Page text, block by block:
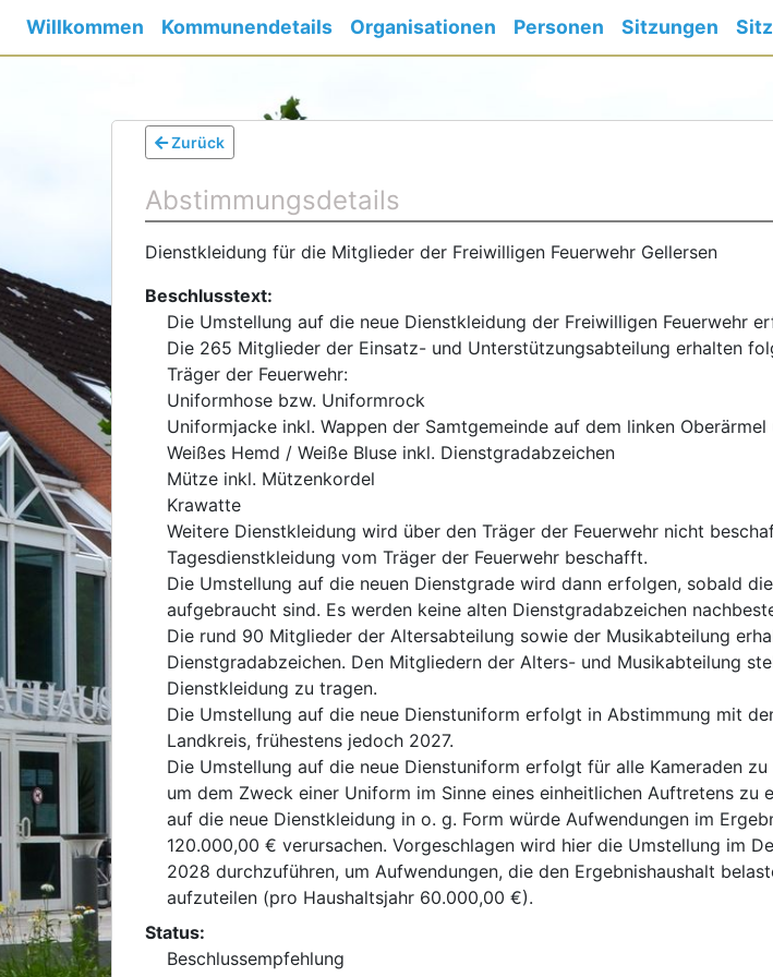
Willkommen Kommunendetails Organisationen Personen Sitzungen
Zurück
Abstimmungsdetails
Dienstkleidung für die Mitglieder der Freiwilligen Feuerwehr Gellersen
Beschlusstext:
Die Umstellung auf die neue Dienstkleidung der Freiwilligen Feuerwehr
Die 265 Mitglieder der Einsatz- und Unterstützungsabteilung erhalten
Träger der Feuerwehr:
Uniformhose bzw. Uniformrock
Uniformjacke inkl. Wappen der Samtgemeinde auf dem linken
Weißes Hemd / Weiße Bluse inkl. Dienstgradabzeichen
Mütze inkl. Mützenkordel
Krawatte
Weitere Dienstkleidung wird über den Träger der Feuerwehr nicht
Tagesdienstkleidung vom Träger der Feuerwehr beschafft.
Die Umstellung auf die neuen Dienstgrade wird dann erfolgen, sobald
aufgebraucht sind. Es werden keine alten Dienstgradabzeichen
Die rund 90 Mitglieder der Altersabteilung sowie der Musikabteilung
Dienstgradabzeichen. Den Mitgliedern der Alters- und Musikabteilung
Dienstkleidung zu tragen.
Die Umstellung auf die neue Dienstuniform erfolgt in Abstimmung mit
Landkreis, frühestens jedoch 2027.
Die Umstellung auf die neue Dienstuniform erfolgt für alle Kameraden
um dem Zweck einer Uniform im Sinne eines einheitlichen Auftretens zu
auf die neue Dienstkleidung in o. g. Form würde Aufwendungen im
120.000,00 € verursachen. Vorgeschlagen wird hier die Umstellung im
2028 durchzuführen, um Aufwendungen, die den Ergebnishaushalt
aufzuteilen (pro Haushaltsjahr 60.000,00 €).
Status:
Beschlussempfehlung